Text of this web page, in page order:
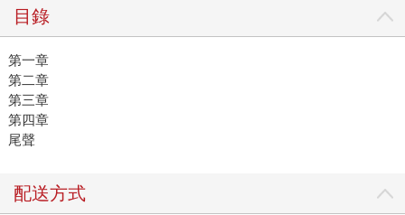
目錄
第一章
第二章
第三章
第四章
尾聲
配送方式